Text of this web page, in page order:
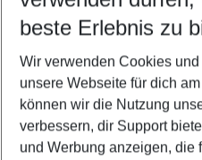
5-8
2 Erwachsene Keine
Mehr Filter
beste Erlebnis zu
Wir verwenden Cookies
unsere Webseite für dich
können wir die Nutzung
verbessern, dir Support
und Werbung anzeigen, die